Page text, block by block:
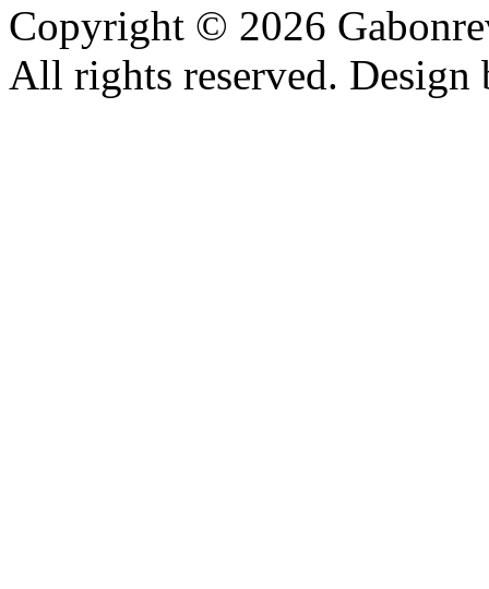
Copyright © 2026
All rights reserved.